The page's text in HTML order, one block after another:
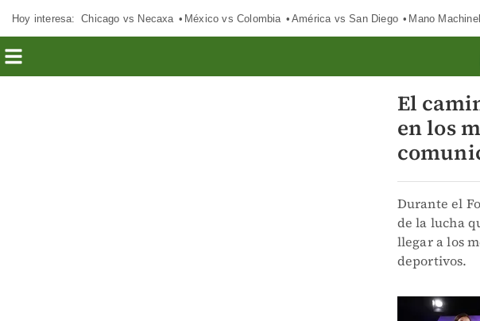
Hoy interesa: Chicago vs Necaxa México vs Colombia América vs San Diego Mano
El
en los
Durante el
de la lucha
llegar a los
deportivos.